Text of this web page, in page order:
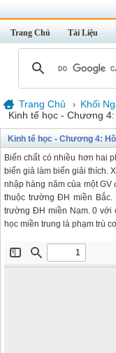
Trang Chủ Tài Liệu
Trang Chủ › Khối
Kinh tế học - Chương
Kinh tế học - Chương 4:
Biến chất có nhiều hơn hai
biến giả làm biến giải thích.
nhập hàng năm của một
thuộc trường ĐH miền
trường ĐH miền Nam. 0 với
học miền trung là phạm trù